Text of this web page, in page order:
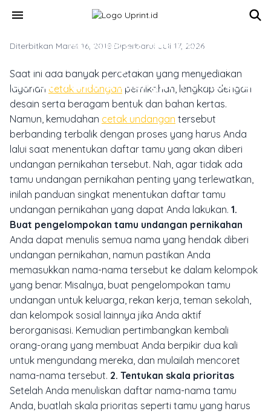
menu
PHOTOBOOK & CETAK PERSONAL
Panduan Singkat Menentukan
Daftar Tamu Undangan Pernikahan
Diterbitkan Maret 16, 2018·Diperbarui Juli 17, 2026
Saat ini ada banyak percetakan yang menyediakan
layanan cetak undangan pernikahan, lengkap dengan
desain serta beragam bentuk dan bahan kertas.
Namun, kemudahan cetak undangan tersebut
berbanding terbalik dengan proses yang harus Anda
lalui saat menentukan daftar tamu yang akan diberi
undangan pernikahan tersebut. Nah, agar tidak ada
tamu undangan pernikahan penting yang terlewatkan,
inilah panduan singkat menentukan daftar tamu
undangan pernikahan yang dapat Anda lakukan. 1.
Buat pengelompokan tamu undangan pernikahan
Anda dapat menulis semua nama yang hendak diberi
undangan pernikahan, namun pastikan Anda
memasukkan nama-nama tersebut ke dalam kelompok
yang benar. Misalnya, buat pengelompokan tamu
undangan untuk keluarga, rekan kerja, teman sekolah,
dan kelompok sosial lainnya jika Anda aktif
berorganisasi. Kemudian pertimbangkan kembali
orang-orang yang membuat Anda berpikir dua kali
untuk mengundang mereka, dan mulailah mencoret
nama-nama tersebut. 2. Tentukan skala prioritas
Setelah Anda menuliskan daftar nama-nama tamu
Anda, buatlah skala prioritas seperti tamu yang harus